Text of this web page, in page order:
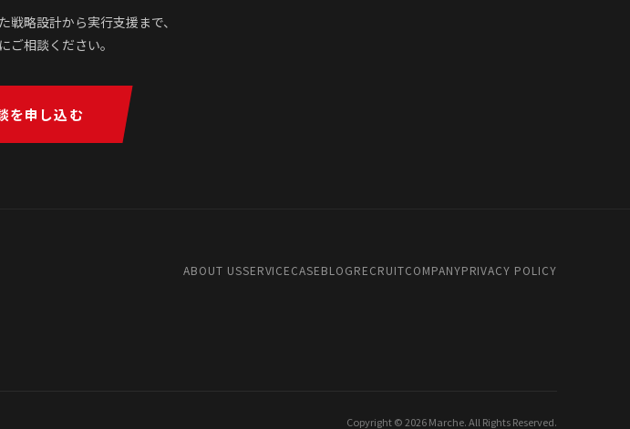
戦略設計から実行支援まで、
ご相談ください。
を申し込む
ABOUT USSERVICECASEBLOGRECRUITCOMPANYPRIVACY POLICY
Copyright © 2026 Marche. All Rights Reserved.